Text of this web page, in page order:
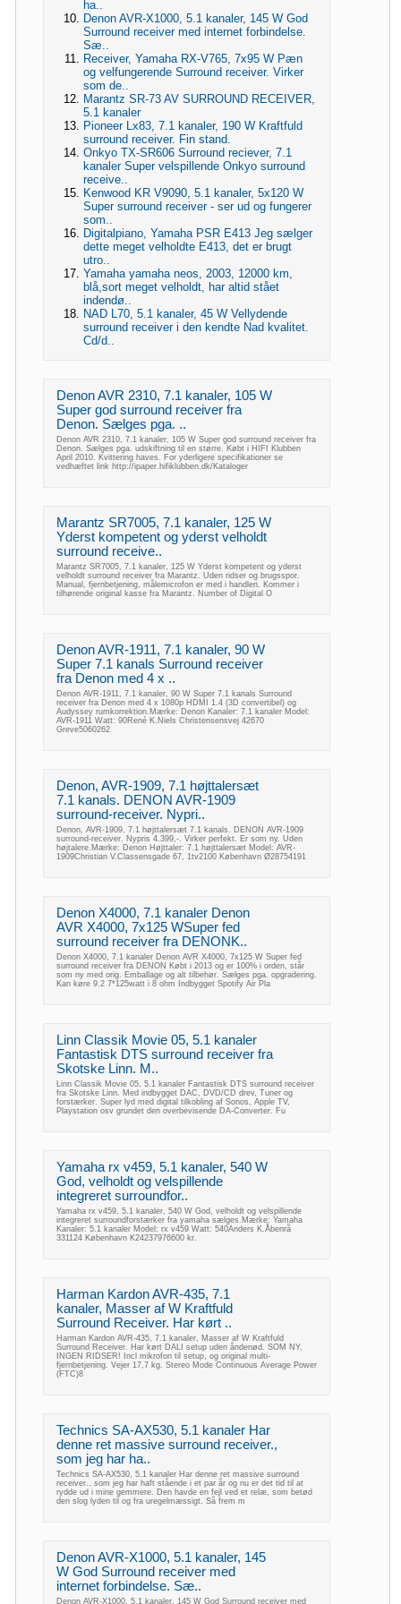
ha..
Denon AVR-X1000, 5.1 kanaler, 145 W God
Surround receiver med internet forbindelse.
Sæ..
Receiver, Yamaha RX-V765, 7x95 W Pæn
og velfungerende Surround receiver. Virker
som de..
Marantz SR-73 AV SURROUND RECEIVER,
5.1 kanaler
Pioneer Lx83, 7.1 kanaler, 190 W Kraftfuld
surround receiver. Fin stand.
Onkyo TX-SR606 Surround reciever, 7.1
kanaler Super velspillende Onkyo surround
receive..
Kenwood KR V9090, 5.1 kanaler, 5x120 W
Super surround receiver - ser ud og fungerer
som..
Digitalpiano, Yamaha PSR E413 Jeg sælger
dette meget velholdte E413, det er brugt
utro..
Yamaha yamaha neos, 2003, 12000 km,
blå,sort meget velholdt, har altid stået
indendø..
NAD L70, 5.1 kanaler, 45 W Vellydende
surround receiver i den kendte Nad kvalitet.
Cd/d..
Denon AVR 2310, 7.1 kanaler, 105 W
Super god surround receiver fra
Denon. Sælges pga. ..
Denon AVR 2310, 7.1 kanaler, 105 W Super god surround receiver fra
Denon. Sælges pga. udskiftning til en større. Købt i HIFI Klubben
April 2010. Kvittering haves. For yderligere specifikationer se
vedhæftet link http://ipaper.hifiklubben.dk/Kataloger
Marantz SR7005, 7.1 kanaler, 125 W
Yderst kompetent og yderst velholdt
surround receive..
Marantz SR7005, 7.1 kanaler, 125 W Yderst kompetent og yderst
velholdt surround receiver fra Marantz. Uden ridser og brugsspor.
Manual, fjernbetjening, målemicrofon er med i handlen. Kommer i
tilhørende original kasse fra Marantz. Number of Digital O
Denon AVR-1911, 7.1 kanaler, 90 W
Super 7.1 kanals Surround receiver
fra Denon med 4 x ..
Denon AVR-1911, 7.1 kanaler, 90 W Super 7.1 kanals Surround
receiver fra Denon med 4 x 1080p HDMI 1.4 (3D convertibel) og
Audyssey rumkorrektion.Mærke: Denon Kanaler: 7.1 kanaler Model:
AVR-1911 Watt: 90René K.Niels Christensensvej 42670
Greve5060262
Denon, AVR-1909, 7.1 højttalersæt
7.1 kanals. DENON AVR-1909
surround-receiver. Nypri..
Denon, AVR-1909, 7.1 højttalersæt 7.1 kanals. DENON AVR-1909
surround-receiver. Nypris 4.399,-. Virker perfekt. Er som ny. Uden
højtalere.Mærke: Denon Højttaler: 7.1 højttalersæt Model: AVR-
1909Christian V.Classensgade 67, 1tv2100 København Ø28754191
Denon X4000, 7.1 kanaler Denon
AVR X4000, 7x125 WSuper fed
surround receiver fra DENONK..
Denon X4000, 7.1 kanaler Denon AVR X4000, 7x125 W Super fed
surround receiver fra DENON Købt i 2013 og er 100% i orden, står
som ny med orig. Emballage og alt tilbehør. Sælges pga. opgradering.
Kan køre 9.2 7*125watt i 8 ohm Indbygget Spotify Air Pla
Linn Classik Movie 05, 5.1 kanaler
Fantastisk DTS surround receiver fra
Skotske Linn. M..
Linn Classik Movie 05, 5.1 kanaler Fantastisk DTS surround receiver
fra Skotske Linn. Med indbygget DAC, DVD/CD drev, Tuner og
forstærker. Super lyd med digital tilkobling af Sonos, Apple TV,
Playstation osv grundet den overbevisende DA-Converter. Fu
Yamaha rx v459, 5.1 kanaler, 540 W
God, velholdt og velspillende
integreret surroundfor..
Yamaha rx v459, 5.1 kanaler, 540 W God, velholdt og velspillende
integreret surroundforstærker fra yamaha sælges.Mærke: Yamaha
Kanaler: 5.1 kanaler Model: rx v459 Watt: 540Anders K.Åbenrå
331124 København K24237976600 kr.
Harman Kardon AVR-435, 7.1
kanaler, Masser af W Kraftfuld
Surround Receiver. Har kørt ..
Harman Kardon AVR-435, 7.1 kanaler, Masser af W Kraftfuld
Surround Receiver. Har kørt DALI setup uden åndenød. SOM NY,
INGEN RIDSER! Incl mikrofon til setup, og original multi-
fjernbetjening. Vejer 17,7 kg. Stereo Mode Continuous Average Power
(FTC)8
Technics SA-AX530, 5.1 kanaler Har
denne ret massive surround receiver.,
som jeg har ha..
Technics SA-AX530, 5.1 kanaler Har denne ret massive surround
receiver., som jeg har haft stående i et par år og nu er det tid til at
rydde ud i mine gemmere. Den havde en fejl ved et relæ, som betød
den slog lyden til og fra uregelmæssigt. Så frem m
Denon AVR-X1000, 5.1 kanaler, 145
W God Surround receiver med
internet forbindelse. Sæ..
Denon AVR-X1000, 5.1 kanaler, 145 W God Surround receiver med